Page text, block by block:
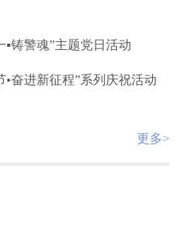
铸警魂”主题党日活动
奋进新征程”系列庆祝活动
更多>